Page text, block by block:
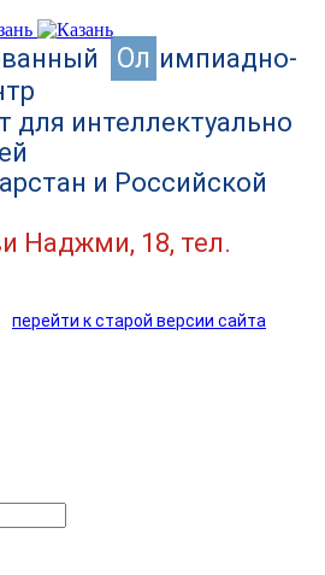
Ол импиадно-
для интеллектуально
и Российской
Наджми, 18, тел.
перейти к старой версии сайта